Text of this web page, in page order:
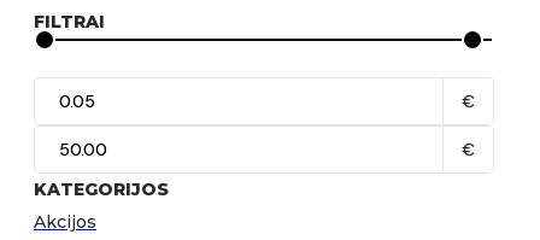
FILTRAI
€
€
KATEGORIJOS
Akcijos